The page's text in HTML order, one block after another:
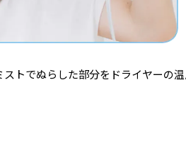
トでぬらした部分をドライヤーの